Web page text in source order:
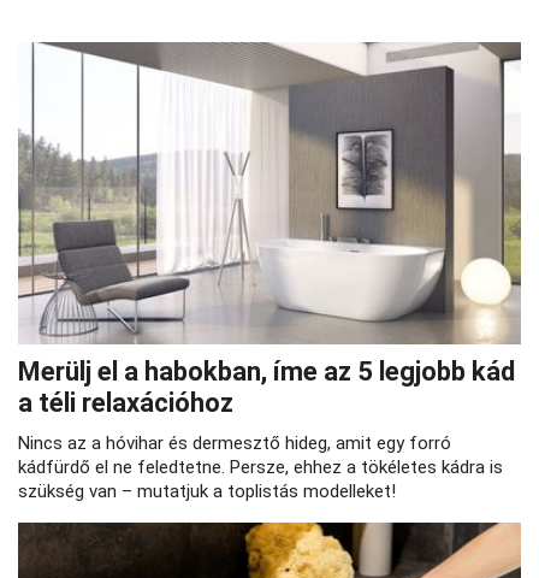
Merülj el a habokban, íme az 5 legjobb kád
a téli relaxációhoz
Nincs az a hóvihar és dermesztő hideg, amit egy forró
kádfürdő el ne feledtetne. Persze, ehhez a tökéletes kádra is
szükség van – mutatjuk a toplistás modelleket!